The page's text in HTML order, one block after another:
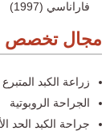
فاراناسي (1997)
مجال تخصص
زراعة الكبد
الجراحة الروبوتية
جراحة الكبد الحد